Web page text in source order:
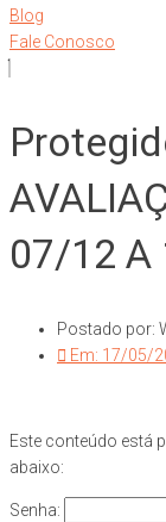
Blog
Fale Conosco
07/12 A
Postado por:
Em: 17/05/
Este conteúdo está
abaixo:
Senha: